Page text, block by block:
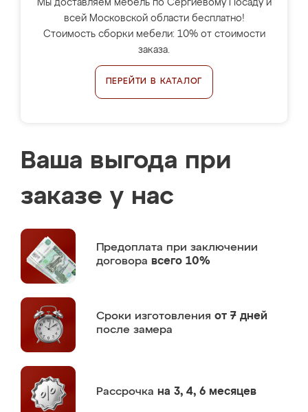
Мы доставляем мебель по Сергиевому Посаду и
всей Московской области бесплатно!
Стоимость сборки мебели: 10% от стоимости
заказа.
ПЕРЕЙТИ В КАТАЛОГ
Ваша выгода при
заказе у нас
Предоплата при заключении
договора всего 10%
Сроки изготовления от 7 дней
после замера
Рассрочка на 3, 4, 6 месяцев